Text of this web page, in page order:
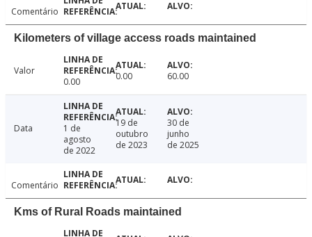
Comentário
Kilometers of village access roads maintained
Valor
0.00
0.00 60.00
Data
1 de
agosto
de 2022
19 de
outubro
de 2023
30 de
junho
de 2025
Comentário
Kms of Rural Roads maintained